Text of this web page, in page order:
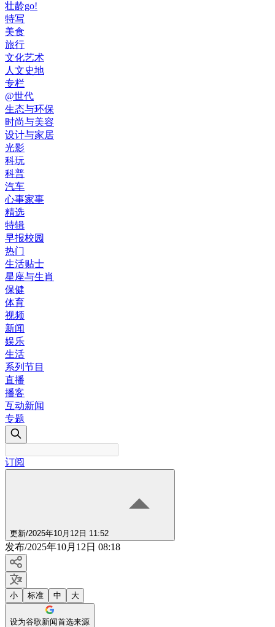
壮龄go!
特写
美食
旅行
文化艺术
人文史地
专栏
@世代
生态与环保
时尚与美容
设计与家居
光影
科玩
科普
汽车
心事家事
精选
特辑
早报校园
热门
生活贴士
星座与生肖
保健
体育
视频
新闻
娱乐
生活
系列节目
直播
播客
互动新闻
专题
订阅
更新/2025年10月12日 11:52
发布/2025年10月12日 08:18
小 标准 中 大
设为谷歌新闻首选来源